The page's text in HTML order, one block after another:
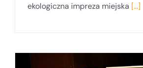
ekologiczna impreza miejska [...]